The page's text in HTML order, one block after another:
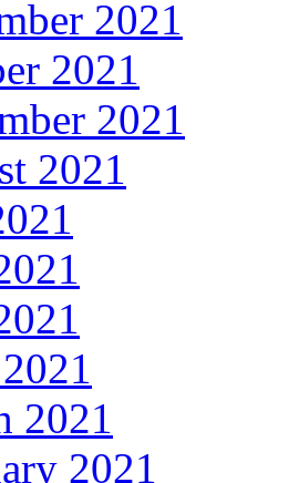
2021
2021
2021
2021
2021
2021